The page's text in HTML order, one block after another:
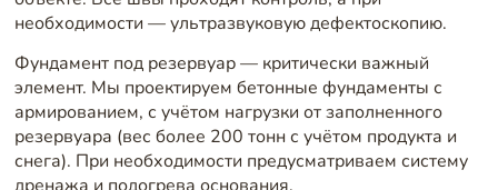
необходимости — ультразвуковую дефектоскопию.
Фундамент под резервуар — критически важный
элемент. Мы проектируем бетонные фундаменты с
армированием, с учётом нагрузки от заполненного
резервуара (вес более 200 тонн с учётом продукта и
снега). При необходимости предусматриваем систему